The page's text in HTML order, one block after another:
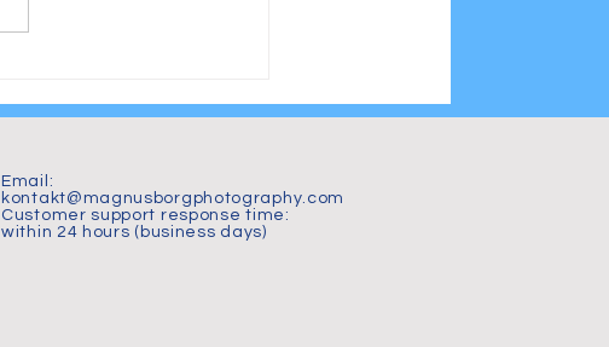
Email:
kontakt@magnusborgphotography.com
Customer support response time:
within 24 hours (business days)